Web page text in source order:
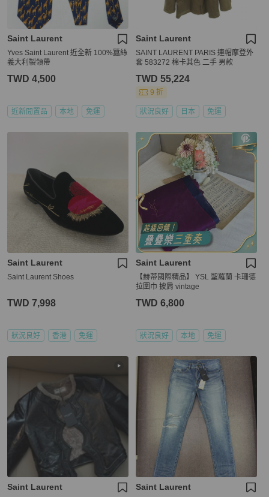
Saint Laurent
Yves Saint Laurent 近全新 100%蠶絲
義大利製領帶
TWD 4,500
近新閒置品 本地 免運
Saint Laurent
SAINT LAURENT PARIS 連帽摩登外
套 583272 棉卡其色 二手 男款
TWD 55,224
9 折
狀況良好 日本 免運
Saint Laurent
Saint Laurent Shoes
TWD 7,998
狀況良好 香港 免運
Saint Laurent
【赫蒂國際精品】 YSL 聖羅蘭 卡珊德
拉圍巾 披肩 vintage
TWD 6,800
狀況良好 本地 免運
Saint Laurent Saint Laurent